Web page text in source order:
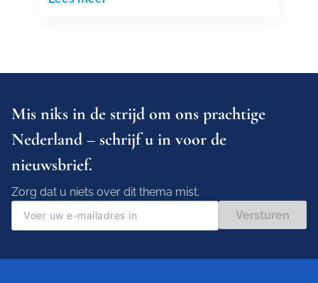
Mis niks in de strijd om ons prachtige
Nederland – schrijf u in voor de
nieuwsbrief.
Zorg dat u niets over dit thema mist.
Versturen